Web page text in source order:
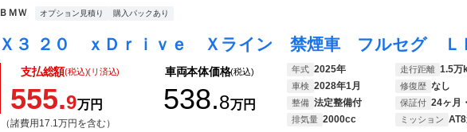
ＢＭＷ オプション見積り 購入パックあり
支払総額(税込)(リ済込)
555.9万円
（諸費用17.1万円を含む）
車両本体価格(税込)
538.8万円
年式 2025年 走行距離 1.5万
車検 2028年1月 修復歴 なし
整備 法定整備付 保証付 24ヶ月
排気量 2000cc ミッション